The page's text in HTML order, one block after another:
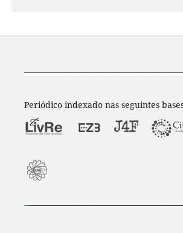
Periódico indexado nas seguintes